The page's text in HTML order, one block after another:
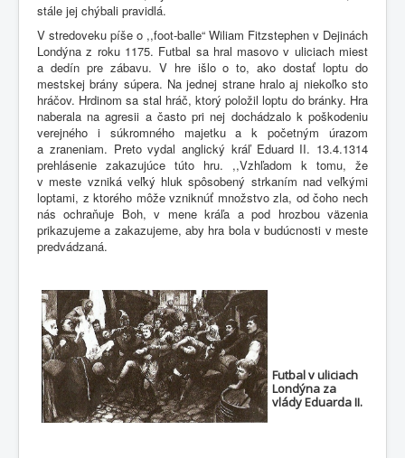
stále jej chýbali pravidlá.
V stredoveku píše o ,,foot-balle“ Wiliam Fitzstephen v Dejinách
Londýna z roku 1175. Futbal sa hral masovo v uliciach miest
a dedín pre zábavu. V hre išlo o to, ako dostať loptu do
mestskej brány súpera. Na jednej strane hralo aj niekoľko sto
hráčov. Hrdinom sa stal hráč, ktorý položil loptu do bránky. Hra
naberala na agresii a často pri nej dochádzalo k poškodeniu
verejného i súkromného majetku a k početným úrazom
a zraneniam. Preto vydal anglický kráľ Eduard II. 13.4.1314
prehlásenie zakazujúce túto hru. ,,Vzhľadom k tomu, že
v meste vzniká veľký hluk spôsobený strkaním nad veľkými
loptami, z ktorého môže vzniknúť množstvo zla, od čoho nech
nás ochraňuje Boh, v mene kráľa a pod hrozbou väzenia
prikazujeme a zakazujeme, aby hra bola v budúcnosti v meste
predvádzaná.
Futbal v uliciach
Londýna za
vlády Eduarda II.